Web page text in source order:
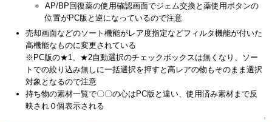
AP/BP回復薬の使用確認画面でジェム交換と薬使用ボタンの
位置がPC版と逆になっているので注意
売却画面などのソート機能がレア度指定などフィルタ機能が付いた
高機能なものに変更されている
※PC版の★1、★2自動選択のチェックボックスは無くなり、ソー
トでの絞り込み無しに一括選択を押すと高レアの物もそのまま選択
対象となるので注意
持ち物の素材一覧で〇〇の心はPC版と違い、使用済み素材まで反
映され０個表示される
↑